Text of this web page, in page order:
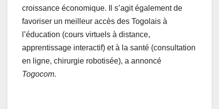
croissance économique. Il s’agit également de
favoriser un meilleur accès des Togolais à
l’éducation (cours virtuels à distance,
apprentissage interactif) et à la santé (consultation
en ligne, chirurgie robotisée), a annoncé
Togocom.